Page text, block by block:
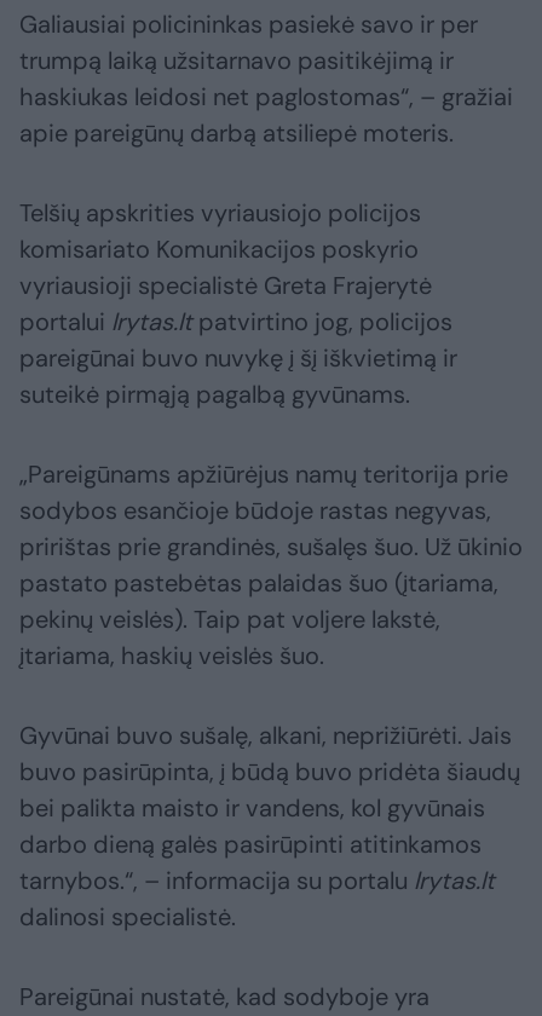
Galiausiai policininkas pasiekė savo ir per
trumpą laiką užsitarnavo pasitikėjimą ir
haskiukas leidosi net paglostomas“, – gražiai
apie pareigūnų darbą atsiliepė moteris.
Telšių apskrities vyriausiojo policijos
komisariato Komunikacijos poskyrio
vyriausioji specialistė Greta Frajerytė
portalui lrytas.ltpatvirtino jog, policijos
pareigūnai buvo nuvykę į šį iškvietimą ir
suteikė pirmąją pagalbą gyvūnams.
„Pareigūnams apžiūrėjus namų teritorija prie
sodybos esančioje būdoje rastas negyvas,
pririštas prie grandinės, sušalęs šuo. Už ūkinio
pastato pastebėtas palaidas šuo (įtariama,
pekinų veislės). Taip pat voljere lakstė,
įtariama, haskių veislės šuo.
Gyvūnai buvo sušalę, alkani, neprižiūrėti. Jais
buvo pasirūpinta, į būdą buvo pridėta šiaudų
bei palikta maisto ir vandens, kol gyvūnais
darbo dieną galės pasirūpinti atitinkamos
tarnybos.“, – informacija su portalu lrytas.lt
dalinosi specialistė.
Pareigūnai nustatė, kad sodyboje yra